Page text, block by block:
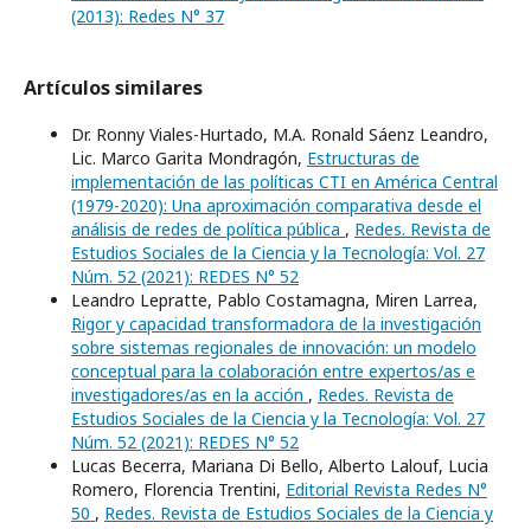
(2013): Redes N° 37
Artículos similares
Dr. Ronny Viales-Hurtado, M.A. Ronald Sáenz Leandro,
Lic. Marco Garita Mondragón, Estructuras de
implementación de las políticas CTI en América Central
(1979-2020): Una aproximación comparativa desde el
análisis de redes de política pública , Redes. Revista de
Estudios Sociales de la Ciencia y la Tecnología: Vol. 27
Núm. 52 (2021): REDES N° 52
Leandro Lepratte, Pablo Costamagna, Miren Larrea,
Rigor y capacidad transformadora de la investigación
sobre sistemas regionales de innovación: un modelo
conceptual para la colaboración entre expertos/as e
investigadores/as en la acción , Redes. Revista de
Estudios Sociales de la Ciencia y la Tecnología: Vol. 27
Núm. 52 (2021): REDES N° 52
Lucas Becerra, Mariana Di Bello, Alberto Lalouf, Lucia
Romero, Florencia Trentini, Editorial Revista Redes N°
50 , Redes. Revista de Estudios Sociales de la Ciencia y